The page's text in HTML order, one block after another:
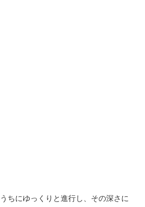
ちにゆっくりと進行し、その深さに